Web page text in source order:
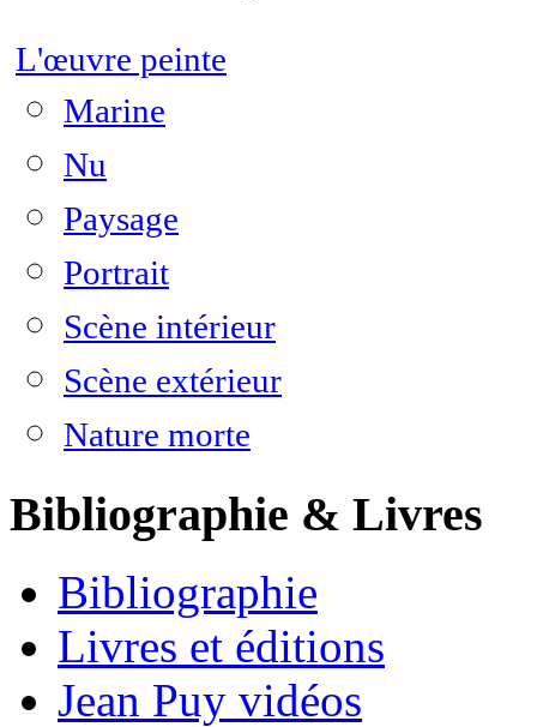
L'œuvre peinte
Marine
Nu
Paysage
Portrait
Scène intérieur
Scène extérieur
Nature morte
Bibliographie & Livres
Bibliographie
Livres et éditions
Jean Puy vidéos